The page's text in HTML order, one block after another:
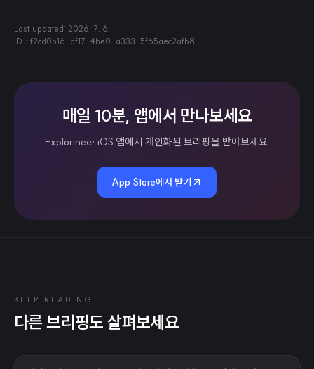
Last updated: 2026. 7. 6.
ID · f2cd0b16-af17-4be0-a333-5f65aec2afb8
매일 10분, 앱에서 만나보세요
Explorineer iOS 앱에서 개인화된 브리핑을 받아보세요.
App Store에서 받기
KEEP READING
다른 브리핑도 살펴보세요